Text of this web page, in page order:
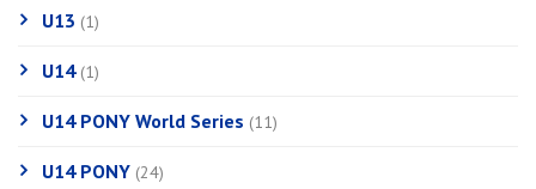
U13 (1)
U14(1)
U14 PONY World Series (11)
U14 PONY (24)